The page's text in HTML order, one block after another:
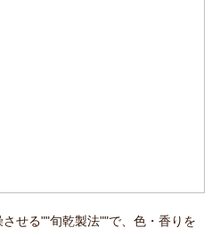
せる""旬乾製法""で、色・香りを